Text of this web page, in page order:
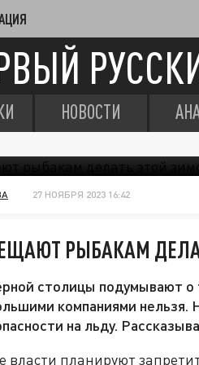
НОВОСТИ
27 НОЯБРЯ 2023 16:42
РЫБАКАМ
столицы подумывают
компаниями нельзя.
на льду.
власти планируют